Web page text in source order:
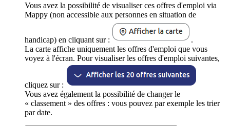
Vous avez la possibilité de visualiser ces offres d'emploi via
Mappy (non accessible aux personnes en situation de
handicap) en cliquant sur :
.
La carte affiche uniquement les offres d'emploi que vous
voyez à l'écran. Pour visualiser les offres d'emploi suivantes,
cliquez sur :
Vous avez également la possibilité de changer le
« classement » des offres : vous pouvez par exemple les trier
par date.